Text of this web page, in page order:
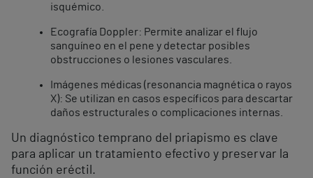
isquémico.
Ecografía Doppler: Permite analizar el flujo
sanguíneo en el pene y detectar posibles
obstrucciones o lesiones vasculares.
Imágenes médicas (resonancia magnética o rayos
X): Se utilizan en casos específicos para descartar
daños estructurales o complicaciones internas.
Un diagnóstico temprano del priapismo es clave
para aplicar un tratamiento efectivo y preservar la
función eréctil.